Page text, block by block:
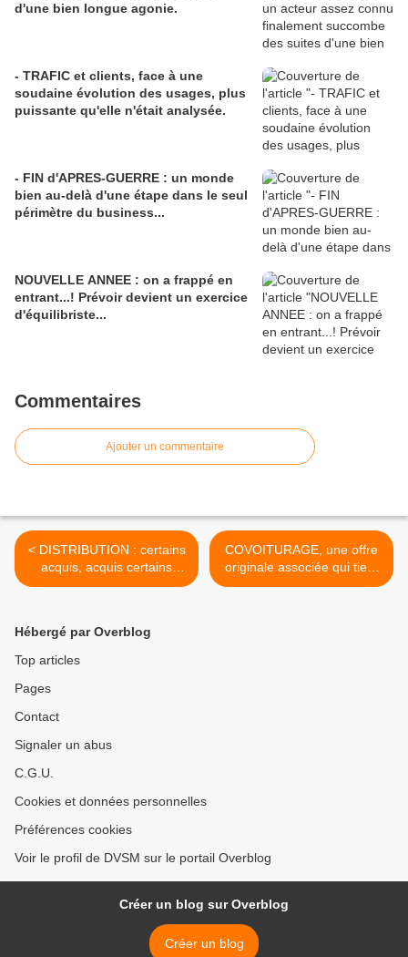
d'une bien longue agonie.
- TRAFIC et clients, face à une
soudaine évolution des usages, plus
puissante qu'elle n'était analysée.
- FIN d'APRES-GUERRE : un monde
bien au-delà d'une étape dans le seul
périmètre du business...
NOUVELLE ANNEE : on a frappé en
entrant...! Prévoir devient un exercice
d'équilibriste...
Commentaires
Ajouter un commentaire
< DISTRIBUTION : certains
acquis, acquis certains
d'Ikea…
COVOITURAGE, une offre
originale associée qui tient
la route. >
Hébergé par Overblog
Top articles
Pages
Contact
Signaler un abus
C.G.U.
Cookies et données personnelles
Préférences cookies
Voir le profil de DVSM sur le portail Overblog
Créer un blog sur Overblog
Créer un blog